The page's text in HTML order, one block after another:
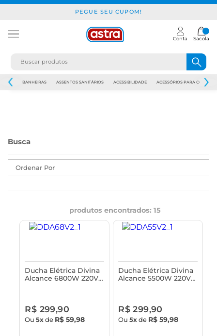
PEGUE SEU CUPOM!
Conta Sacola
JAPI BANHEIRAS ASSENTOS SANITÁRIOS ACESSIBILIDADE ACESSÓRIOS PARA
Ordenar Por
produtos encontrados: 15
Ducha Elétrica Divina
Alcance 6800W 220V
R$ 299,90
Ou5xde R$ 59,98
Ducha Elétrica Divina
Alcance 5500W 220V
R$ 299,90
Ou5xde R$ 59,98